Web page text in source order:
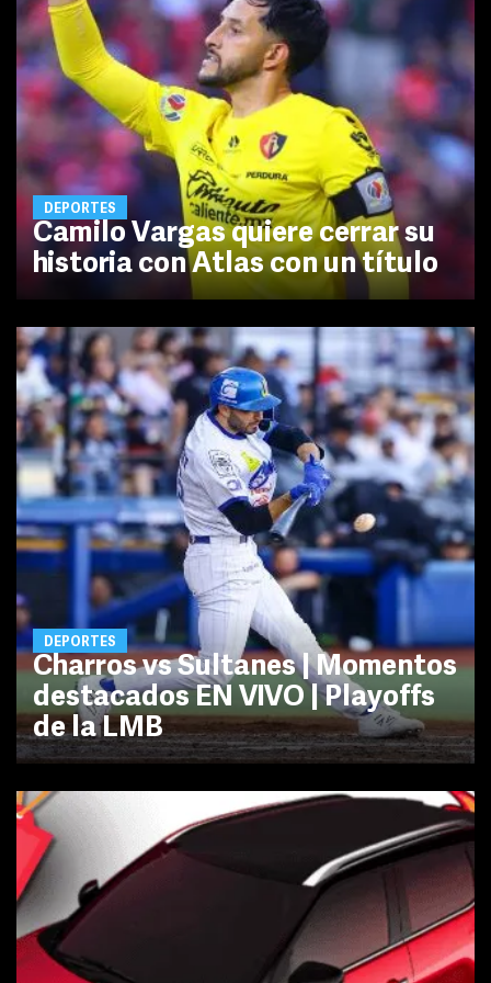
DEPORTES
Camilo Vargas quiere cerrar su
historia con Atlas con un título
DEPORTES
Charros vs Sultanes | Momentos
destacados EN VIVO | Playoffs
de la LMB